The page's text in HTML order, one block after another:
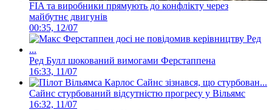
FIA та виробники прямують до конфлікту через
майбутнє двигунів
00:35, 12/07
Ред Булл шокований вимогами Ферстаппена
16:33, 11/07
Сайнс стурбований відсутністю прогресу у Вільямс
16:32, 11/07